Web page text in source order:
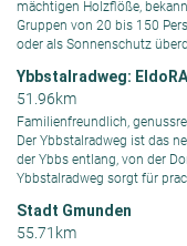
mächtigen Holzflöße,
Gruppen von 20 bis 150
oder als Sonnenschutz
Ybbstalradweg:
51.96km
Familienfreundlich,
Der Ybbstalradweg ist das
der Ybbs entlang, von der
Ybbstalradweg sorgt für
Stadt Gmunden
55.71km